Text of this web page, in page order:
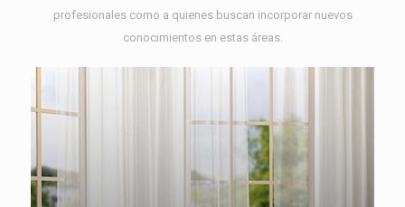
profesionales como a quienes buscan incorporar nuevos
conocimientos en estas áreas.